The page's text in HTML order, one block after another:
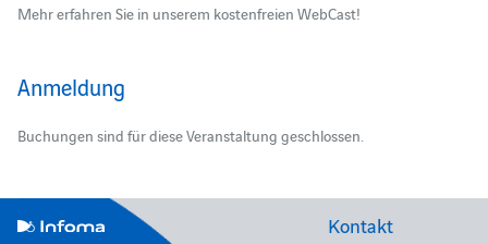
Mehr erfahren Sie in unserem kostenfreien WebCast!
Anmeldung
Buchungen sind für diese Veranstaltung geschlossen.
Kontakt